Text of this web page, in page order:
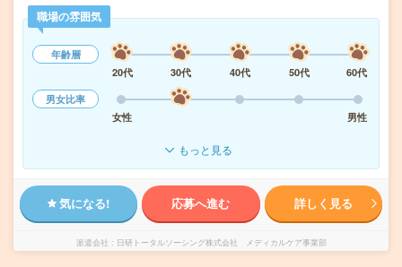
職場の雰囲気
年齢層
20代
30代 40代 50代
60代
男女比率
女性
男性
もっと見る
気になる! 応募へ進む 詳しく見る
派遣会社 日研トータルソーシング株式会社 メディカルケア事業部